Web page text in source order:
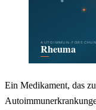
Ein Medikament, das